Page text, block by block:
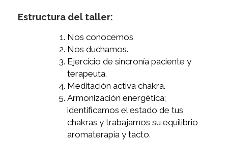
Estructura del taller:
Nos conocemos
Nos duchamos.
Ejercicio de sincronía paciente y
terapeuta.
Meditación activa chakra.
Armonización energética;
identificamos el estado de tus
chakras y trabajamos su equilibrio
aromaterapia y tacto.